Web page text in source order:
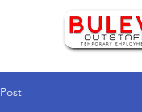
Post